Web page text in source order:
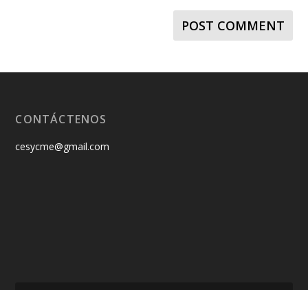
CONTÁCTENOS
cesycme@gmail.com